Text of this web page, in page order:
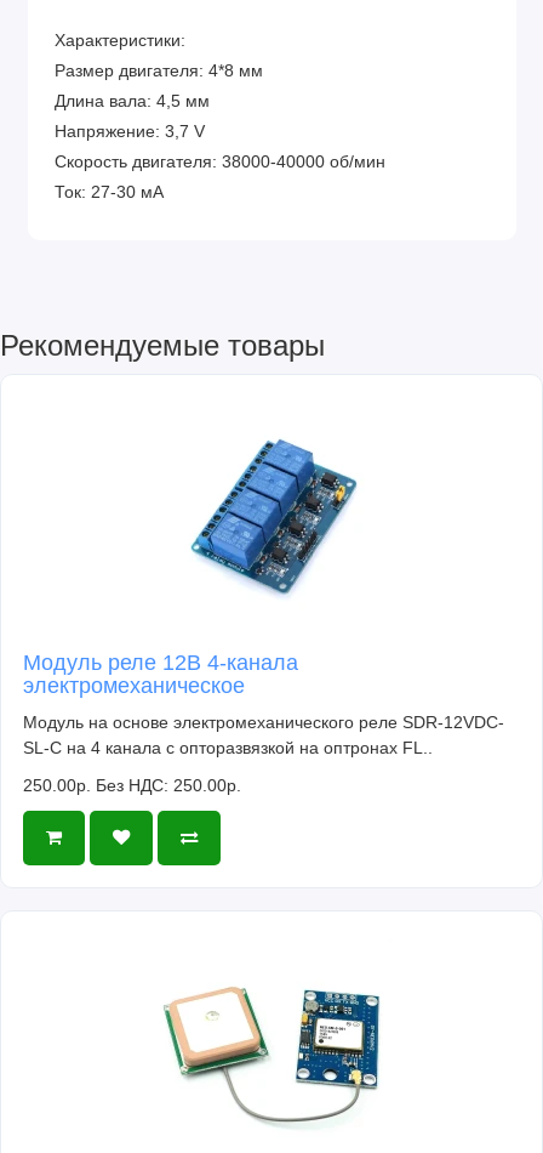
Характеристики:
Размер двигателя: 4*8 мм
Длина вала: 4,5 мм
Напряжение: 3,7 V
Скорость двигателя: 38000-40000 об/мин
Ток: 27-30 мА
Рекомендуемые товары
Модуль реле 12В 4-канала
электромеханическое
Модуль на основе электромеханического реле SDR-12VDC-
SL-C на 4 канала с опторазвязкой на оптронах FL..
250.00р. Без НДС: 250.00р.